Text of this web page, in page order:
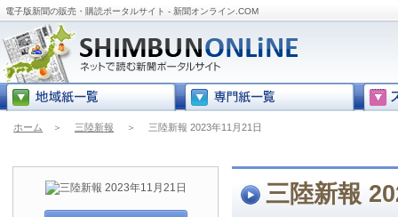
電子版新聞の販売・購読ポータルサイト - 新聞オンライン.COM
ホーム ＞ 三陸新報 ＞ 三陸新報 2023年11月21日
三陸新報